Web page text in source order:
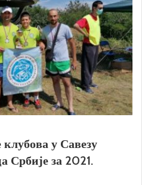
у Савезу
Србије за 2021.